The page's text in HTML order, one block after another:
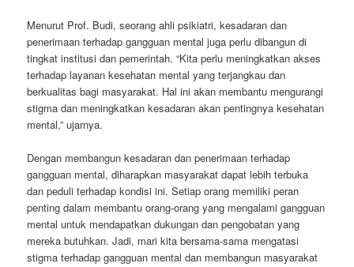
Menurut Prof. Budi, seorang ahli psikiatri, kesadaran dan
penerimaan terhadap gangguan mental juga perlu dibangun di
tingkat institusi dan pemerintah. “Kita perlu meningkatkan akses
terhadap layanan kesehatan mental yang terjangkau dan
berkualitas bagi masyarakat. Hal ini akan membantu mengurangi
stigma dan meningkatkan kesadaran akan pentingnya kesehatan
mental,” ujarnya.
Dengan membangun kesadaran dan penerimaan terhadap
gangguan mental, diharapkan masyarakat dapat lebih terbuka
dan peduli terhadap kondisi ini. Setiap orang memiliki peran
penting dalam membantu orang-orang yang mengalami gangguan
mental untuk mendapatkan dukungan dan pengobatan yang
mereka butuhkan. Jadi, mari kita bersama-sama mengatasi
stigma terhadap gangguan mental dan membangun masyarakat